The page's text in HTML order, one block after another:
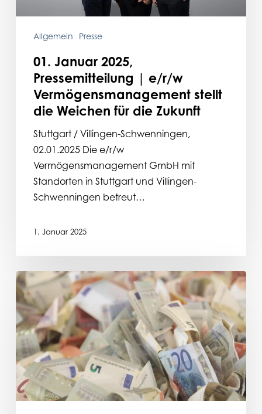
Zukunft
Allgemein Presse
01. Januar 2025,
Pressemitteilung | e/r/w
Vermögensmanagement stellt
die Weichen für die Zukunft
Stuttgart / Villingen-Schwenningen,
02.01.2025 Die e/r/w
Vermögensmanagement GmbH mit
Standorten in Stuttgart und Villingen-
Schwenningen betreut…
1. Januar 2025
Liquidität
und
Cash-
Management:
Die
Bedeutung
von
Liquidität
in